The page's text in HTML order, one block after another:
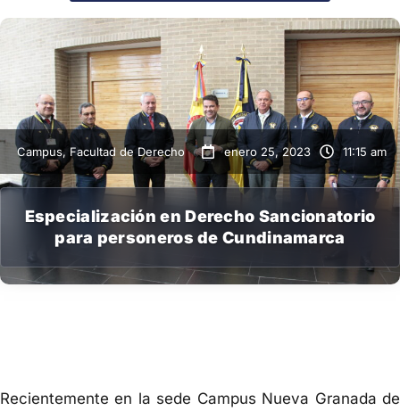
Campus, Facultad de Derecho enero 25, 2023 11:15 am
Especialización en Derecho Sancionatorio
para personeros de Cundinamarca
Recientemente en la sede Campus Nueva Granada de